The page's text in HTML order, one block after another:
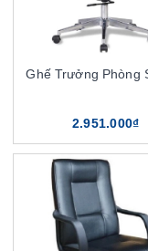
Ghế Trưởng Phòng
2.951.000₫